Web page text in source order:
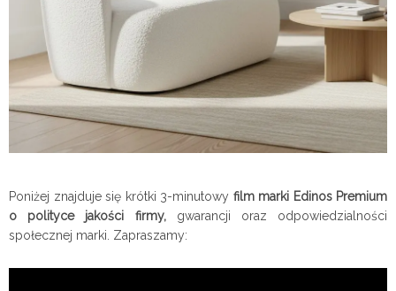
Poniżej znajduje się krótki 3-minutowy film marki Edinos Premium
o polityce jakości firmy, gwarancji oraz odpowiedzialności
społecznej marki. Zapraszamy: